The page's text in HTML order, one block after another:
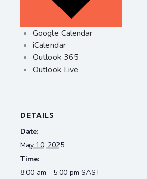
Google Calendar
iCalendar
Outlook 365
Outlook Live
DETAILS
Date:
May 10, 2025
Time:
8:00 am - 5:00 pm SAST